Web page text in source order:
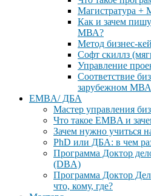
Магистратура +
Как и зачем
МВА?
Метод бизнес-
Софт скиллз
Управление
Соответствие
зарубежном МВА
EMBA/ ДБA
Мастер управления
Что такое EMBA и
Зачем нужно учиться
PhD или ДБА: в чем
Программа Доктор
(DBА)
Программа Доктор
что, кому, где?